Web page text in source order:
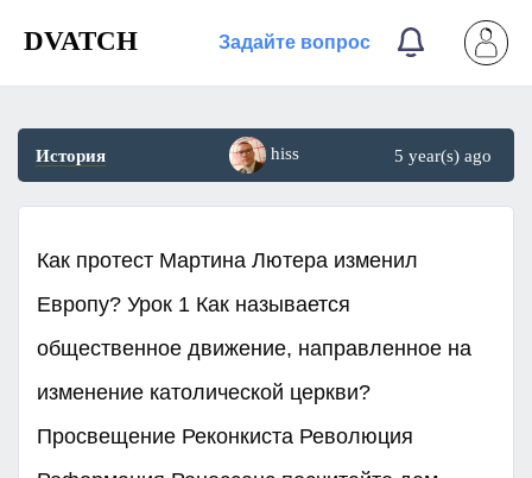
DVATCH Задайте вопрос
История hiss 5 year(s) ago
Как протест Мартина Лютера изменил
Европу? Урок 1 Как называется
общественное движение, направленное на
изменение католической церкви?
Просвещение Реконкиста Революция